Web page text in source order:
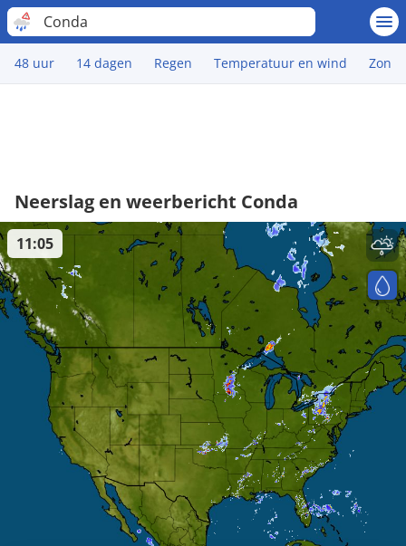
Conda
48 uur 14 dagen Regen Temperatuur en wind Zon
Neerslag en weerbericht Conda
11:05